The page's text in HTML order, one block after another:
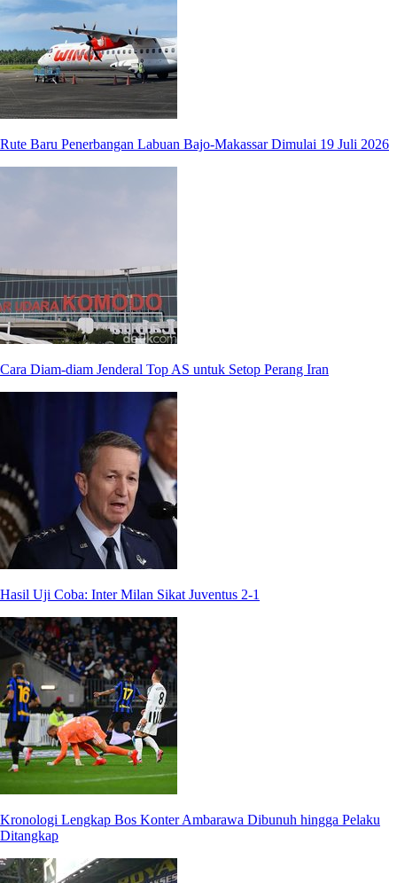
Rute Baru Penerbangan Labuan Bajo-Makassar Dimulai 19 Juli 2026
Cara Diam-diam Jenderal Top AS untuk Setop Perang Iran
Hasil Uji Coba: Inter Milan Sikat Juventus 2-1
Kronologi Lengkap Bos Konter Ambarawa Dibunuh hingga Pelaku
Ditangkap